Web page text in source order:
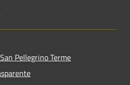
Pellegrino Terme